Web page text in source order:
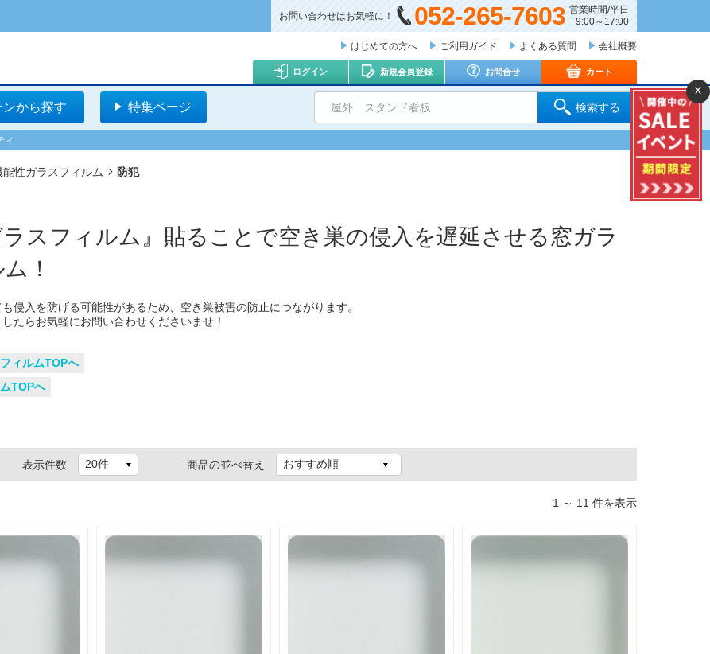
お問い合わせはお気軽に！ 052-265-7603 営業時間/平日
9:00～17:00
はじめての方へ ご利用ガイド よくある質問 会社概要
ログイン 新規会員登録 お問合せ カート
から探す 特集ページ 屋外 スタンド看板 検索する
ィ
能性ガラスフィルム 防犯
ラスフィルム』貼ることで空き巣の侵入を遅延させる窓ガラ
！
侵入を防げる可能性があるため、空き巣被害の防止につながります。
たらお気軽にお問い合わせくださいませ！
ィルムTOPへ
TOPへ
表示件数 商品の並べ替え
1 ～ 11 件を表示
x